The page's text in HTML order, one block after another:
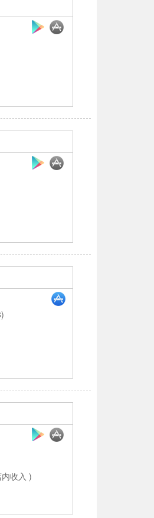
收入 )